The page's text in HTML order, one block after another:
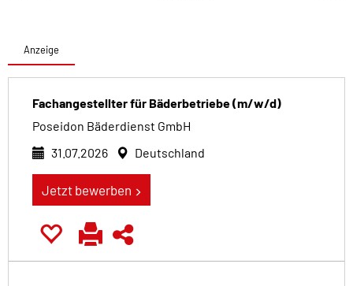
Anzeige
Fachangestellter für Bäderbetriebe (m/w/d)
Poseidon Bäderdienst GmbH
31.07.2026
Deutschland
Jetzt bewerben